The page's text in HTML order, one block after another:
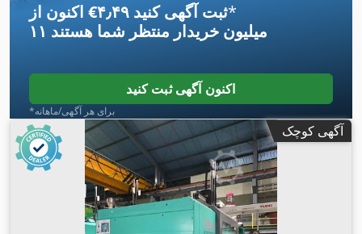
اکنون از ‎€۴٫۴۹ ثبت آگهی کنید*
۱۱ میلیون خریدار منتظر شما هستند
اکنون آگهی ثبت کنید
*برای هر آگهی/ماهانه
آگهی کوچک